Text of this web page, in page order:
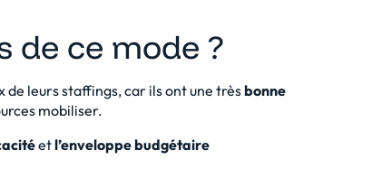
de ce mode ?
de leurs staffings, car ils ont une trèsbonne
mobiliser.
etl’enveloppe budgétaire